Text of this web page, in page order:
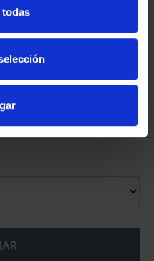
DE LA HUMANIDAD
COLE...